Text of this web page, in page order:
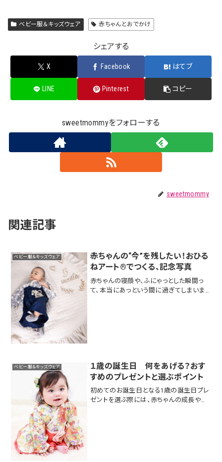
ベビー服＆キッズウェア 赤ちゃんとおでかけ
シェアする
X Facebook はてブ
LINE Pinterest コピー
sweetmommyをフォローする
sweetmommy
関連記事
ベビー服＆キッズウェア
赤ちゃんの“今”を残したい！おひる
ねアート®でつくる、記念写真
赤ちゃんの寝顔や、ふにゃっとした瞬間っ
て、本当にあっという間に過ぎてしまいま
ベビー服＆キッズウェア
１歳の誕生日 何をあげる？おす
すめのプレゼントと選ぶポイント
初めてのお誕生日となる1歳の誕生日プレ
ゼントを選ぶ際には、赤ちゃんの成長や興